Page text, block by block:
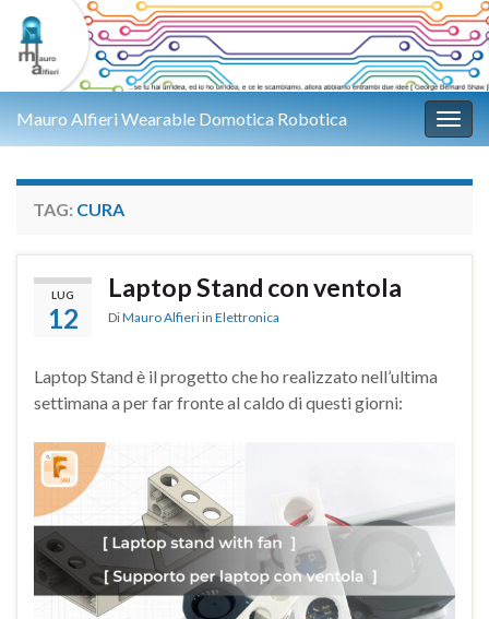
Mauro Alfieri Wearable Domotica Robotica
TAG: CURA
LUG
12
Laptop Stand con ventola
DiMauro Alfieri in Elettronica
Laptop Stand è il progetto che ho realizzato nell’ultima
settimana a per far fronte al caldo di questi giorni: